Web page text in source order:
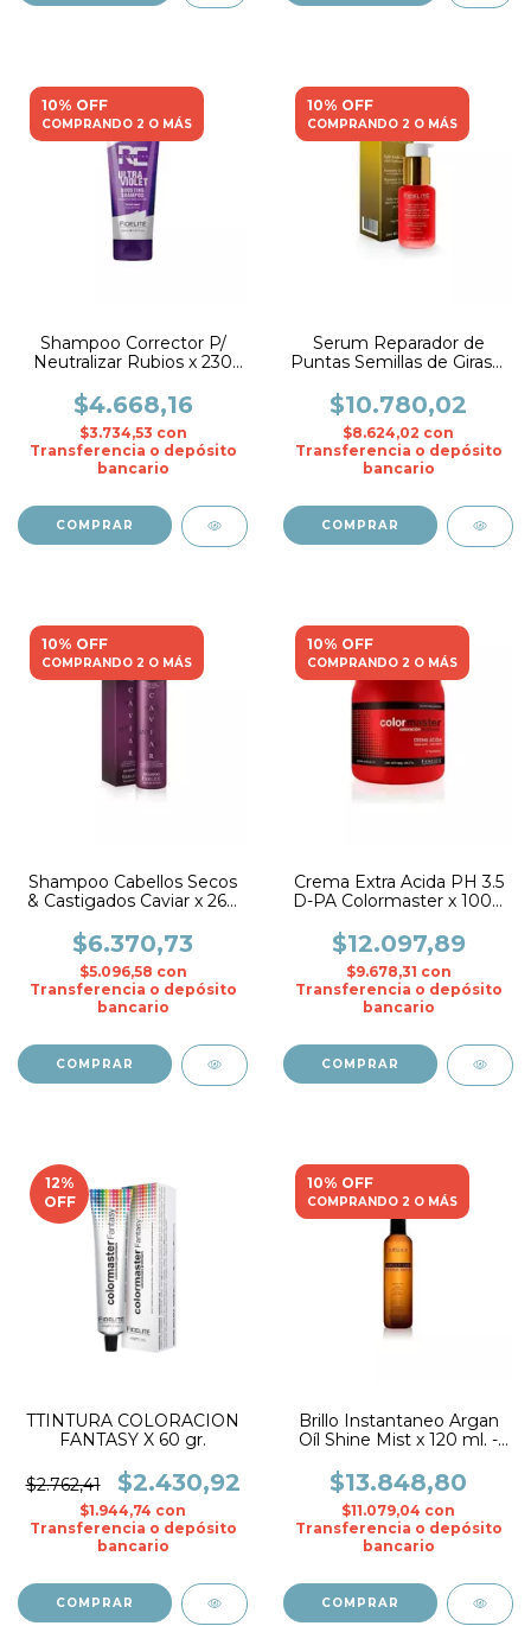
10% OFF
COMPRANDO 2 O MÁS
Shampoo Corrector P/
Neutralizar Rubios x 230
$4.668,16
$3.734,53 con
Transferencia o depósito
bancario
10% OFF
COMPRANDO 2 O MÁS
Serum Reparador de
Puntas Semillas de Girasol
$10.780,02
$8.624,02 con
Transferencia o depósito
bancario
10% OFF
COMPRANDO 2 O MÁS
Shampoo Cabellos Secos
& Castigados Caviar x 260
$6.370,73
$5.096,58 con
Transferencia o depósito
bancario
10% OFF
COMPRANDO 2 O MÁS
Crema Extra Acida PH 3.5
D-PA Colormaster x 1000
$12.097,89
$9.678,31 con
Transferencia o depósito
bancario
12%
OFF
TTINTURA COLORACION
FANTASY X 60 gr.
$2.762,41 $2.430,92
$1.944,74 con
Transferencia o depósito
bancario
COMPRAR
10% OFF
COMPRANDO 2 O MÁS
Brillo Instantaneo Argan
Oíl Shine Mist x 120 ml. -
$13.848,80
$11.079,04 con
Transferencia o depósito
bancario